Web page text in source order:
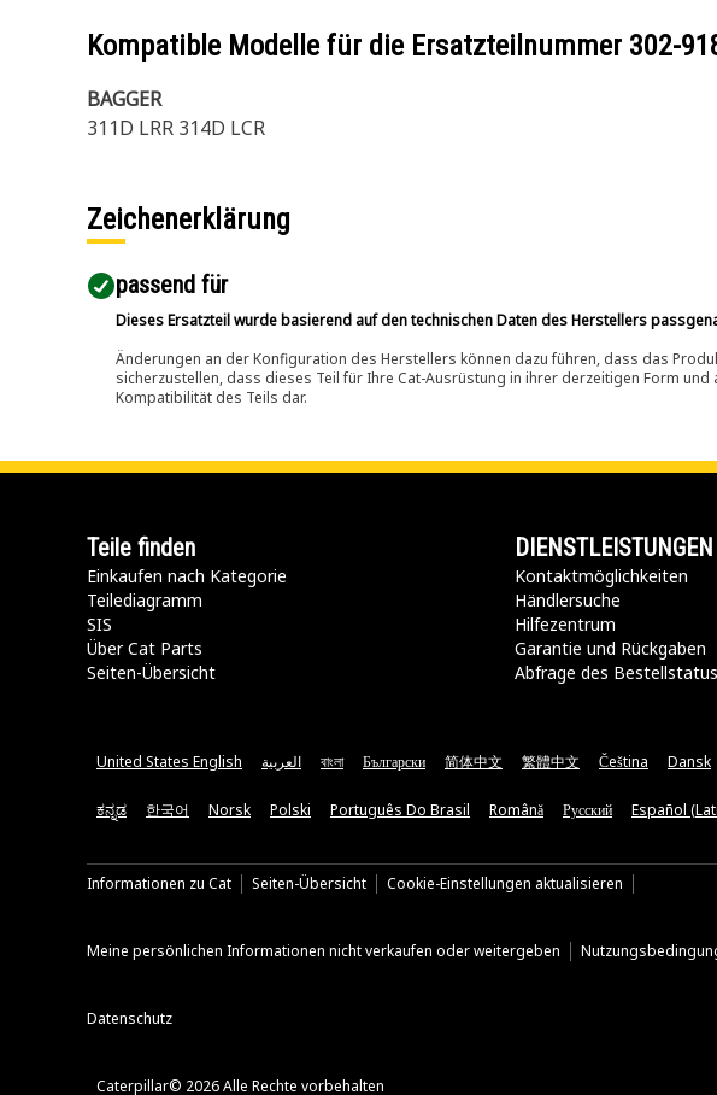
Kompatible Modelle für die Ersatzteilnummer 302-
BAGGER
311D LRR 314D LCR
Zeichenerklärung
passend für​
Dieses Ersatzteil wurde basierend auf den technischen Daten des Herstellers
Änderungen an der Konfiguration des Herstellers können dazu führen, dass das
sicherzustellen, dass dieses Teil für Ihre Cat-Ausrüstung in ihrer derzeitigen Form
Kompatibilität des Teils dar.
Teile finden
Einkaufen nach Kategorie
Teilediagramm
SIS
Über Cat Parts
Seiten-Übersicht
DIENSTLEISTUNGEN
Kontaktmöglichkeiten​
Händlersuche
Hilfezentrum
Garantie und Rückgaben
Abfrage des Bestellstatus
United States English العربية বাংলা Български 简体中文 繁體中文 Čeština Dansk
ಕನ್ನಡ 한국어 Norsk Polski Português Do Brasil Română Русский Español
Informationen zu Cat Seiten-Übersicht Cookie-Einstellungen aktualisieren
Meine persönlichen Informationen nicht verkaufen oder weitergeben
Datenschutz
Caterpillar© 2026 Alle Rechte vorbehalten